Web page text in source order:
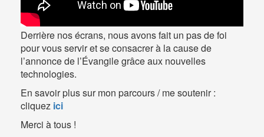
Derrière nos écrans, nous avons fait un pas de foi
pour vous servir et se consacrer à la cause de
l’annonce de l’Évangile grâce aux nouvelles
technologies.
En savoir plus sur mon parcours / me soutenir :
cliquez ici
Merci à tous !